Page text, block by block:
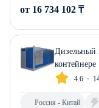
от 16 734 102 ₸
контейнере
4.6
Россия - Китай